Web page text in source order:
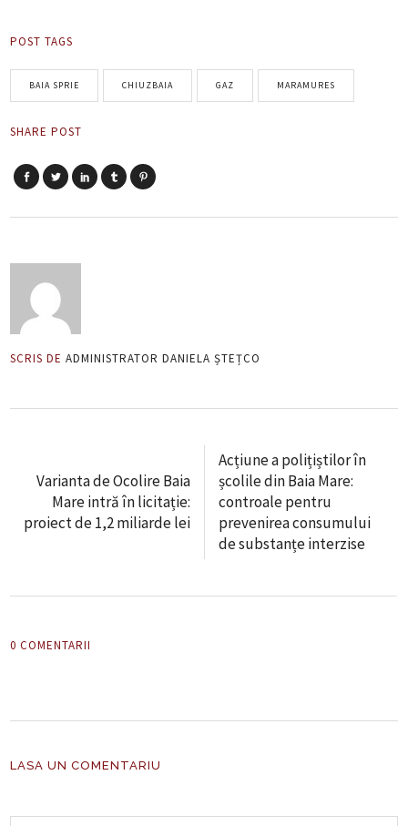
POST TAGS
BAIA SPRIE CHIUZBAIA GAZ MARAMURES
SHARE POST
SCRIS DE ADMINISTRATOR DANIELA ȘTEȚCO
Varianta de Ocolire Baia
Mare intră în licitație:
proiect de 1,2 miliarde lei
Acțiune a polițiștilor în
școlile din Baia Mare:
controale pentru
prevenirea consumului
de substanțe interzise
0 COMENTARII
LASA UN COMENTARIU